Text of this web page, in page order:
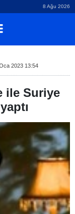
8 Ağu 2026
2023 13:54
ile Suriye